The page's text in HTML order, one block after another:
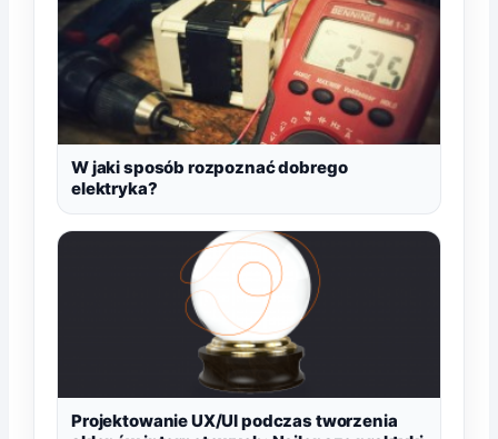
W jaki sposób rozpoznać dobrego
elektryka?
Projektowanie UX/UI podczas tworzenia